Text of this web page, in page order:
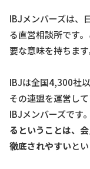
IBJメンバーズは、
る直営相談所です
要な意味を持ちます
IBJは全国4,300社
その連盟を運営し
IBJメンバーズです。
るということは、
徹底されやすいと